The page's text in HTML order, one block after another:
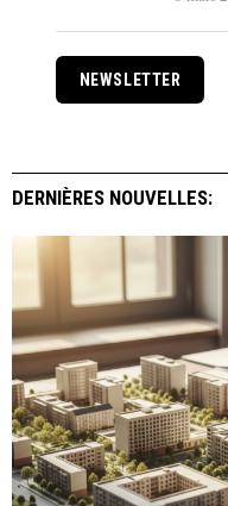
NEWSLETTER
DERNIÈRES NOUVELLES: